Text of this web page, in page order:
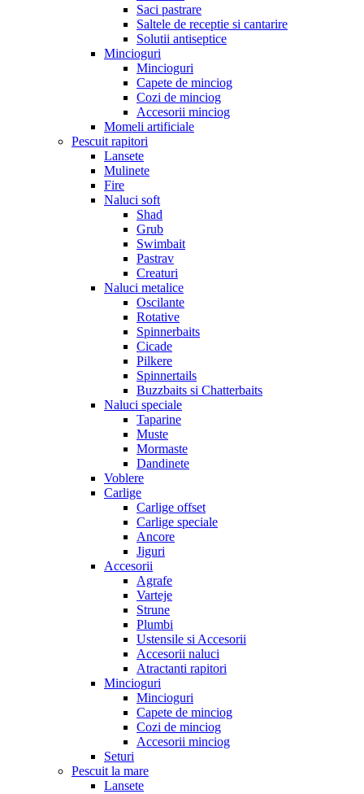
Saci pastrare
Saltele de receptie si cantarire
Solutii antiseptice
Mincioguri
Mincioguri
Capete de minciog
Cozi de minciog
Accesorii minciog
Momeli artificiale
Pescuit rapitori
Lansete
Mulinete
Fire
Naluci soft
Shad
Grub
Swimbait
Pastrav
Creaturi
Naluci metalice
Oscilante
Rotative
Spinnerbaits
Cicade
Pilkere
Spinnertails
Buzzbaits si Chatterbaits
Naluci speciale
Taparine
Muste
Mormaste
Dandinete
Voblere
Carlige
Carlige offset
Carlige speciale
Ancore
Jiguri
Accesorii
Agrafe
Varteje
Strune
Plumbi
Ustensile si Accesorii
Accesorii naluci
Atractanti rapitori
Mincioguri
Mincioguri
Capete de minciog
Cozi de minciog
Accesorii minciog
Seturi
Pescuit la mare
Lansete